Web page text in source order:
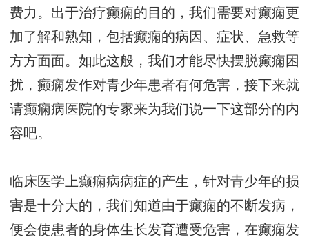
费力。出于治疗癫痫的目的，我们需要对癫痫更
加了解和熟知，包括癫痫的病因、症状、急救等
方方面面。如此这般，我们才能尽快摆脱癫痫困
扰，癫痫发作对青少年患者有何危害，接下来就
请癫痫病医院的专家来为我们说一下这部分的内
容吧。
临床医学上癫痫病病症的产生，针对青少年的损
害是十分大的，我们知道由于癫痫的不断发病，
便会使患者的身体生长发育遭受危害，在癫痫发